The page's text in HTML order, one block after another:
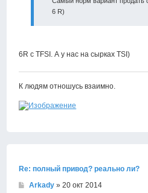
6 R)
6R с TFSI. А у нас на сырках TSI)
К людям отношусь взаимно.
Re: полный привод? реально ли?
Arkady » 20 окт 2014